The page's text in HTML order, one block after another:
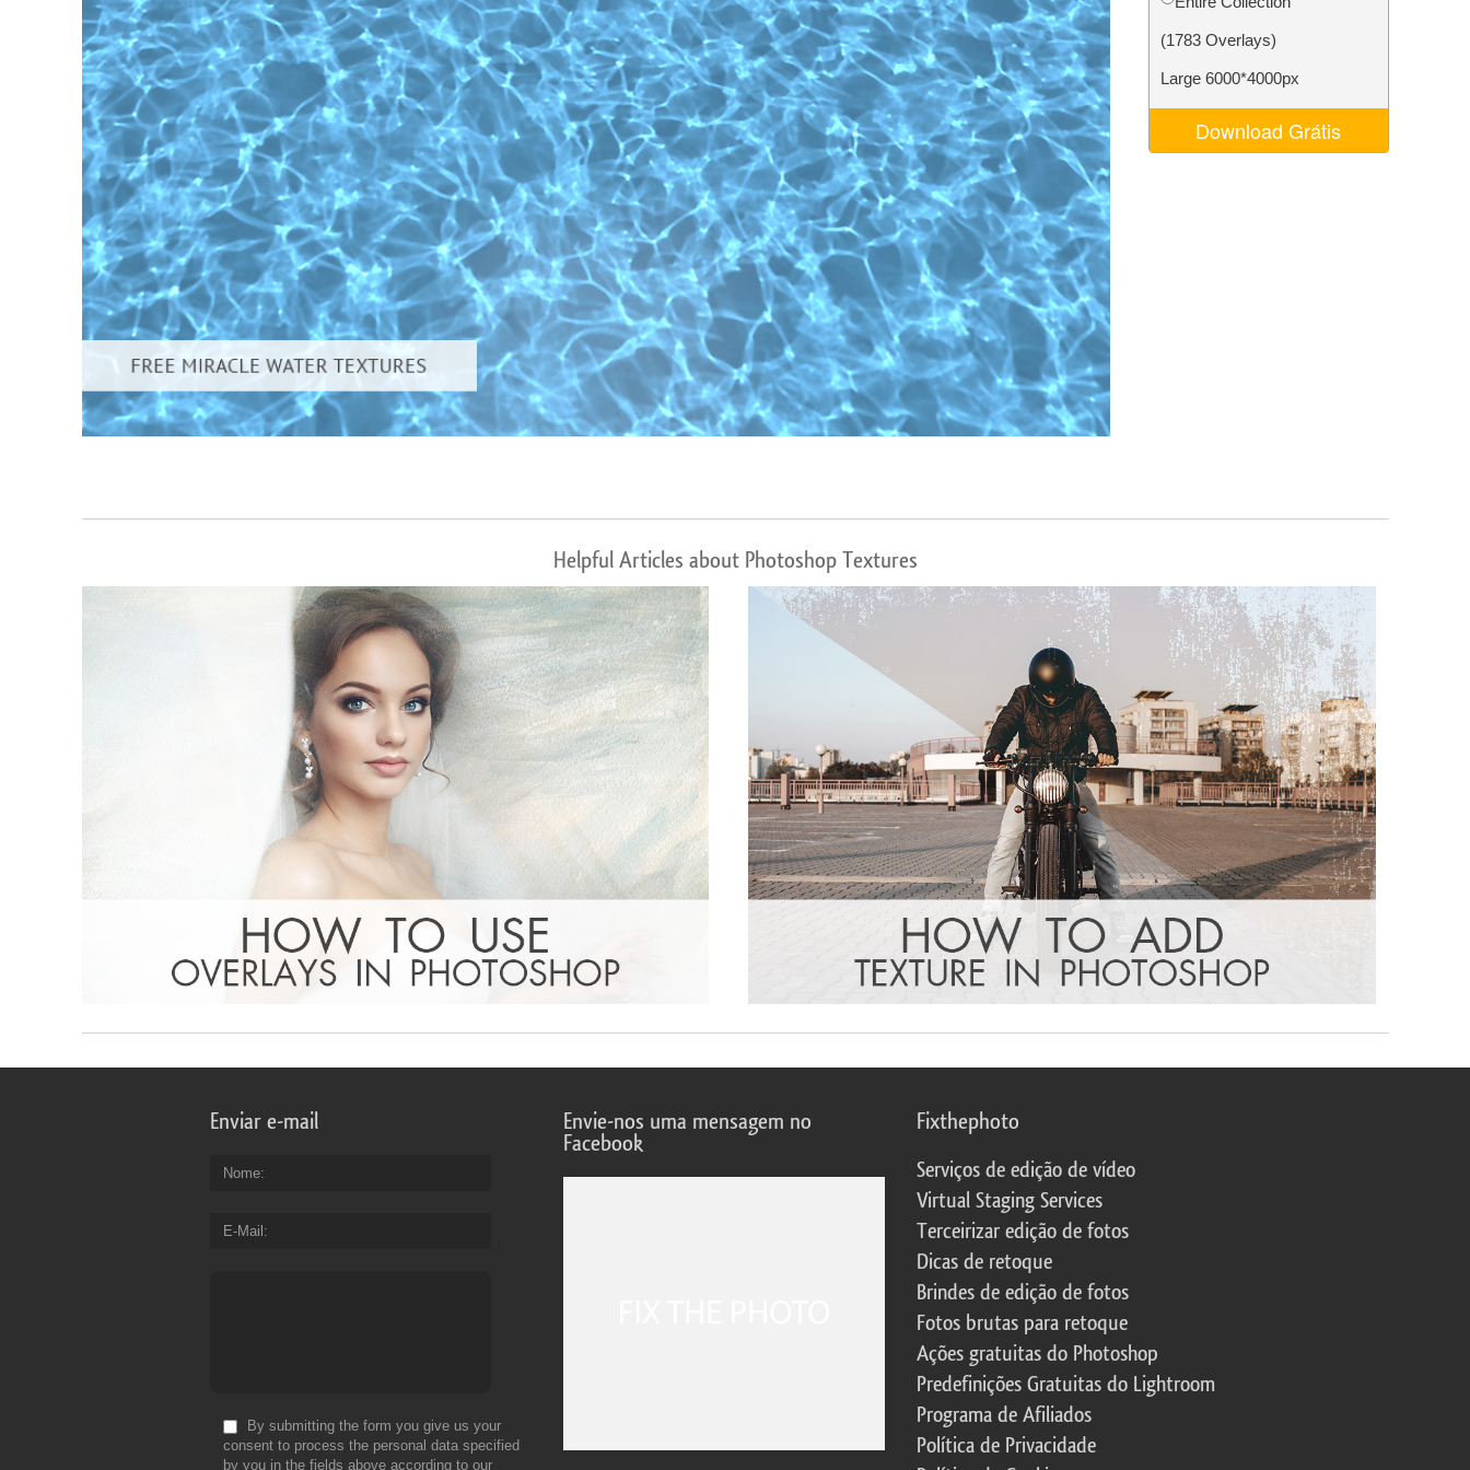
Serviços de retoque de produtos Serviços de retoque de joias Dados de Treinamento de IA Video Editing Services
(1783 Overlays)
Large 6000*4000px
Download Grátis
Helpful Articles about Photoshop Textures
Enviar e-mail
Nome
E-Mail
By submitting the form you give us your
consent to process the personal data specified
by you in the fields above according to our
Envie-nos uma mensagem no
Facebook
Fixthephoto
Serviços de edição de vídeo
Virtual Staging Services
Terceirizar edição de fotos
Dicas de retoque
Brindes de edição de fotos
Fotos brutas para retoque
Ações gratuitas do Photoshop
Predefinições Gratuitas do Lightroom
Programa de Afiliados
Política de Privacidade